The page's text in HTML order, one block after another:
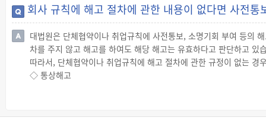
· 대부업자등의 광고 표시기준을 준수할 것
☞ 이를 위반한 자는 500만원 이하의 과태료를 부과받습니다.
해고 예고를 하지 않아도 30일분의 통상임금을 지급하지 않습니다.
◇ 해고 예고 적용 제외 근로자
☞ 다음의 어느 하나에 해당하는 근로자에게는 해고 예고를 하지 않
① 근로자가 계속 근로한 기간이 3개월 미만인 경우
② 천재·사변 및 그 밖의 부득이한 사유로 사업을 계속하는 것이 불
③ 근로자가 고의로 사업에 막대한 지장을 초래하거나 재산상 손해
회사 규칙에 해고 절차에 관한 내용이 없다면 사전
대법원은 단체협약이나 취업규칙에 사전통보, 소명기회 부여 등의
차를 주지 않고 해고를 하여도 해당 해고는 유효하다고 판단하고 있
따라서, 단체협약이나 취업규칙에 해고 절차에 관한 규정이 없는
◇ 통상해고
◇ 징계해고